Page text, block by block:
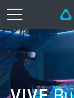
VIVE
Business
Training